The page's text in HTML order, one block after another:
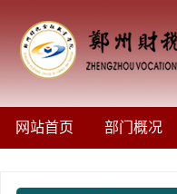
网站首页 部门概况